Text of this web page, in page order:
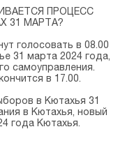
ПРОЦЕСС
31 МАРТА?
голосовать в 08.00
31 марта 2024 года,
самоуправления.
в 17.00.
в Кютахья 31
в Кютахья, новый
года Кютахья.